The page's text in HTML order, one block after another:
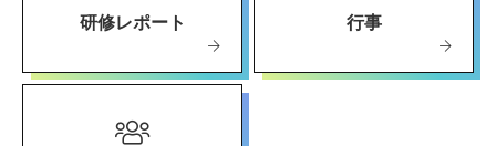
研修レポート 行事